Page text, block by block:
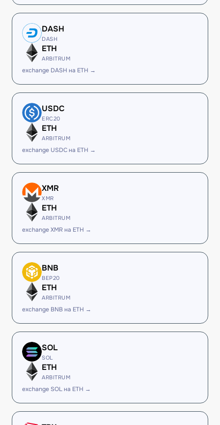
DASH
DASH
ETH
ARBITRUM
exchange DASH на ETH →
USDC
ERC20
ETH
ARBITRUM
exchange USDC на ETH →
XMR
XMR
ETH
ARBITRUM
exchange XMR на ETH →
BNB
BEP20
ETH
ARBITRUM
exchange BNB на ETH →
SOL
SOL
ETH
ARBITRUM
exchange SOL на ETH →